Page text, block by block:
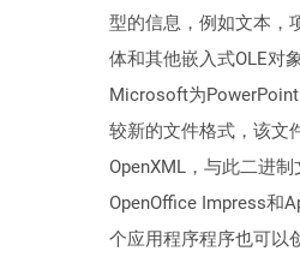
型的信息，例如文本，
体和其他嵌入式OLE对
Microsoft为
较新的文件格式，该文
OpenXML，与此二进制
OpenOffice Impress和
个应用程序程序也可以